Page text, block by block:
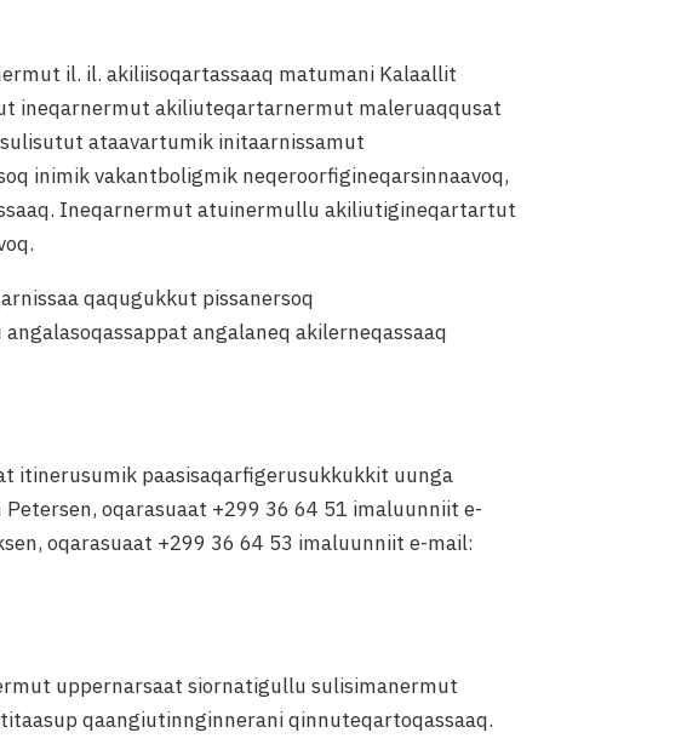
il. il. akiliisoqartassaaq matumani Kalaallit
ineqarnermut akiliuteqartarnermut maleruaqqusat
ataavartumik initaarnissamut
inimik vakantboligmik neqeroorfigineqarsinnaavoq,
Ineqarnermut atuinermullu akiliutigineqartartut
qaqugukkut pissanersoq
angalaneq akilerneqassaaq
itinerusumik paasisaqarfigerusukkukkit uunga
oqarasuaat +299 36 64 51 imaluunniit e-
oqarasuaat +299 36 64 53 imaluunniit e-mail:
uppernarsaat siornatigullu sulisimanermut
qaangiutinnginnerani qinnuteqartoqassaaq.